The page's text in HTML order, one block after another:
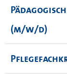
(m/w/d)